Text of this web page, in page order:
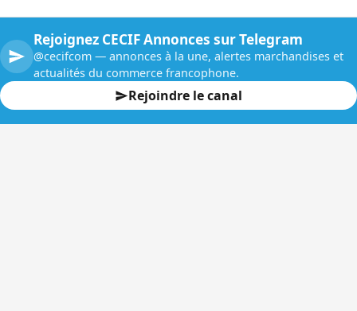
Rejoignez CECIF Annonces sur Telegram
@cecifcom — annonces à la une, alertes marchandises et
actualités du commerce francophone.
Rejoindre le canal